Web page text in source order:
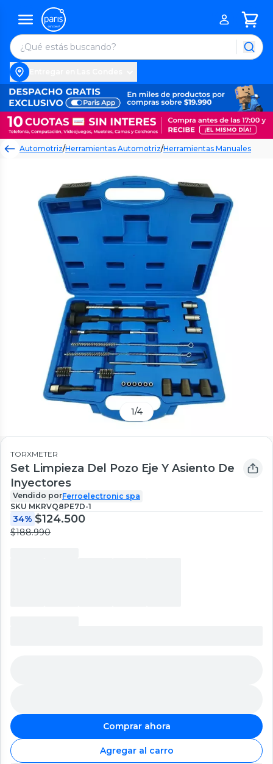
Automotriz/Herramientas Automotriz/Herramientas Manuales
1/4
TORXMETER
Set Limpieza Del Pozo Eje Y Asiento De
Inyectores
Vendido porFerroelectronic spa
SKU MKRVQ8PE7D-1
34% $124.500
$188.990
Comprar ahora
Agregar al carro